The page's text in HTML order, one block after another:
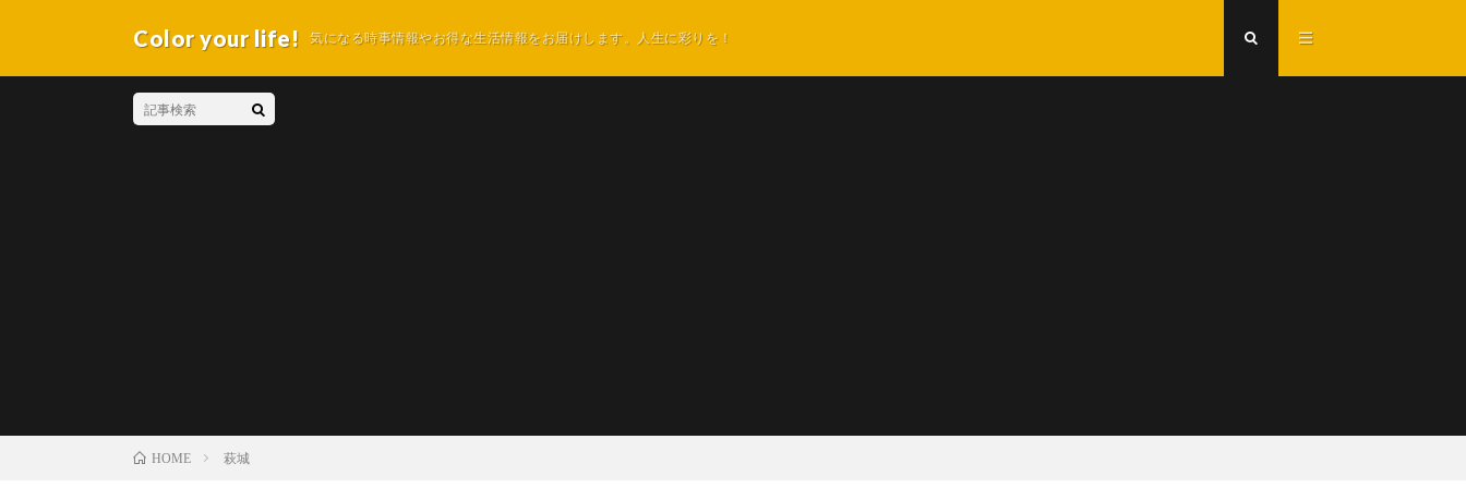
Color your life! 気になる時事情報やお得な生活情報をお届けします。人生に彩りを！
HOME 萩城